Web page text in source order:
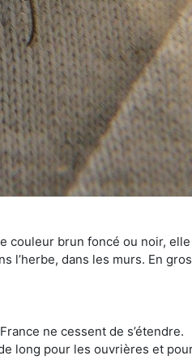
couleur brun foncé ou noir,
l’herbe, dans les murs. En
ne cessent de s’étendre.
long pour les ouvrières et